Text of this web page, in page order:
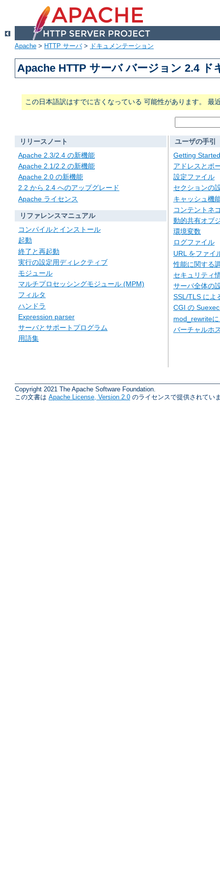
Apache > HTTP サーバ> ドキュメンテーション
Apache HTTP サーバ バージョン 2.4 ド
この日本語訳はすでに古くなっている 可能性があります。 最
リリースノート
Apache 2.3/2.4 の新機能
Apache 2.1/2.2 の新機能
Apache 2.0 の新機能
2.2 から 2.4 へのアップグレード
Apache ライセンス
リファレンスマニュアル
コンパイルとインストール
起動
終了と再起動
実行の設定用ディレクティブ
モジュール
マルチプロセッシングモジュール (MPM)
フィルタ
ハンドラ
Expression parser
サーバとサポートプログラム
用語集
ユーザの手引
Getting Started
アドレスとポ
設定ファイル
セクションの
キャッシュ機
コンテントネ
動的共有オブ
環境変数
ログファイル
URL をファイ
性能に関する
セキュリティ
サーバ全体の
SSL/TLS によ
CGI の
mod_rewrite
バーチャルホ
Copyright 2021 The Apache Software Foundation.
この文書は Apache License, Version 2.0 のライセンスで提供されてい